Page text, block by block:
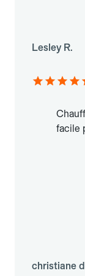
Lesley R.
facile
christiane